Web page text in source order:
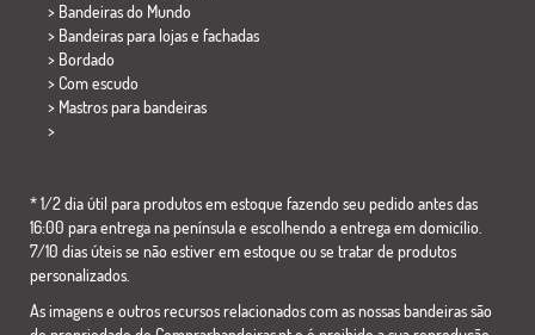
> Bandeiras do Mundo
> Bandeiras para lojas e fachadas
> Bordado
> Com escudo
> Mastros para bandeiras
>
* 1/2 dia útil para produtos em estoque fazendo seu pedido antes das
16:00 para entrega na península e escolhendo a entrega em domicílio.
7/10 dias úteis se não estiver em estoque ou se tratar de produtos
personalizados.
As imagens e outros recursos relacionados com as nossas bandeiras são